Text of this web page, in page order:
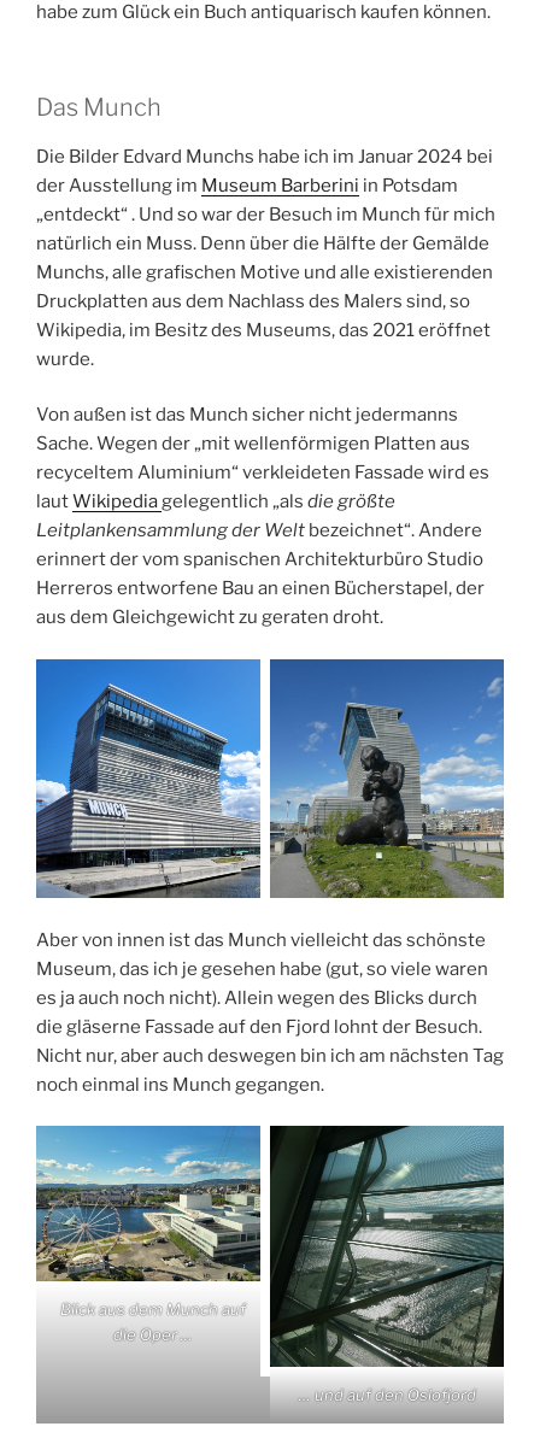
habe zum Glück ein Buch antiquarisch kaufen können.
Das Munch
Die Bilder Edvard Munchs habe ich im Januar 2024 bei
der Ausstellung im Museum Barberini in Potsdam
„entdeckt“ . Und so war der Besuch im Munch für mich
natürlich ein Muss. Denn über die Hälfte der Gemälde
Munchs, alle grafischen Motive und alle existierenden
Druckplatten aus dem Nachlass des Malers sind, so
Wikipedia, im Besitz des Museums, das 2021 eröffnet
wurde.
Von außen ist das Munch sicher nicht jedermanns
Sache. Wegen der „mit wellenförmigen Platten aus
recyceltem Aluminium“ verkleideten Fassade wird es
lautWikipediagelegentlich „als die größte
Leitplankensammlung der Welt bezeichnet“. Andere
erinnert der vom spanischen Architekturbüro Studio
Herreros entworfene Bau an einen Bücherstapel, der
aus dem Gleichgewicht zu geraten droht.
Aber von innen ist das Munch vielleicht das schönste
Museum, das ich je gesehen habe (gut, so viele waren
es ja auch noch nicht). Allein wegen des Blicks durch
die gläserne Fassade auf den Fjord lohnt der Besuch.
Nicht nur, aber auch deswegen bin ich am nächsten Tag
noch einmal ins Munch gegangen.
Blick aus dem Munch auf
die Oper …
… und auf den Oslofjord